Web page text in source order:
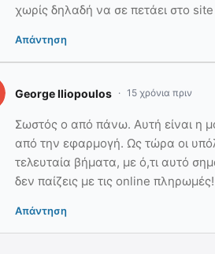
χωρίς δηλαδή να σε πετάει στο
Απάντηση
George Iliopoulos 15 χρόνια πριν
Σωστός ο από πάνω. Αυτή είναι η
από την εφαρμογή. Ως τώρα οι
τελευταία βήματα, με ό,τι αυτό
δεν παίζεις με τις online
Απάντηση